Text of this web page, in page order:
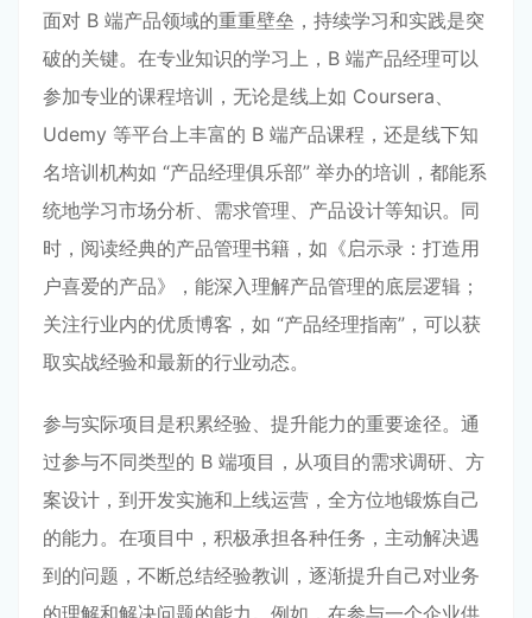
面对 B 端产品领域的重重壁垒，持续学习和实践是突
破的关键。在专业知识的学习上，B 端产品经理可以
参加专业的课程培训，无论是线上如 Coursera、
Udemy 等平台上丰富的 B 端产品课程，还是线下知
名培训机构如 “产品经理俱乐部” 举办的培训，都能系
统地学习市场分析、需求管理、产品设计等知识。同
时，阅读经典的产品管理书籍，如《启示录：打造用
户喜爱的产品》，能深入理解产品管理的底层逻辑；
关注行业内的优质博客，如 “产品经理指南”，可以获
取实战经验和最新的行业动态。
参与实际项目是积累经验、提升能力的重要途径。通
过参与不同类型的 B 端项目，从项目的需求调研、方
案设计，到开发实施和上线运营，全方位地锻炼自己
的能力。在项目中，积极承担各种任务，主动解决遇
到的问题，不断总结经验教训，逐渐提升自己对业务
的理解和解决问题的能力。例如，在参与一个企业供